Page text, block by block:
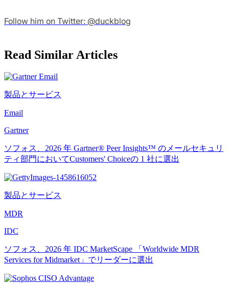
Follow him on Twitter: @duckblog
Read Similar Articles
製品とサービス
Email
Gartner
ソフォス、2026 年 Gartner® Peer Insights™ のメールセキュリ
ティ部門においてCustomers' Choiceの 1 社に選出
製品とサービス
MDR
IDC
ソフォス、2026 年 IDC MarketScape 「Worldwide MDR
Services for Midmarket」でリーダーに選出